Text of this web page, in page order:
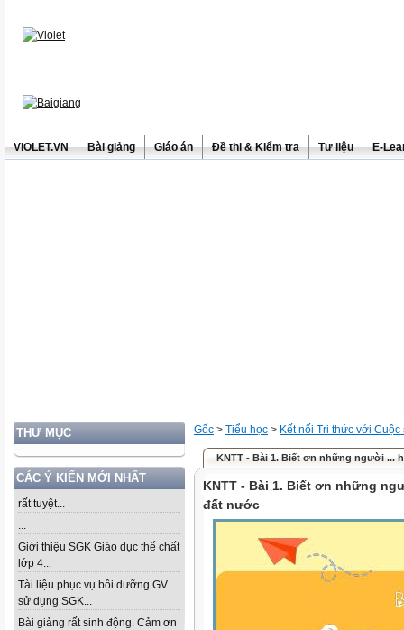
ViOLET.VN Bài giảng Giáo án Đề thi & Kiểm tra Tư liệu E-
THƯ MỤC
CÁC Ý KIẾN MỚI NHẤT
rất tuyệt...
...
Giới thiệu SGK Giáo dục thể chất
lớp 4...
Tài liệu phục vụ bồi dưỡng GV
sử dụng SGK...
Bài giảng rất sinh động. Cảm ơn
Gốc > Tiểu học > Kết nối Tri thức với Cuộc
KNTT - Bài 1. Biết ơn những người ...
KNTT - Bài 1. Biết ơn những
đất nước